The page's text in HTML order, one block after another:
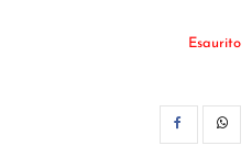
Esaurito